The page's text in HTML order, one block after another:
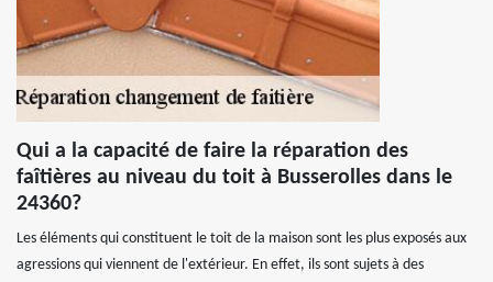
Qui a la capacité de faire la réparation des
faîtières au niveau du toit à Busserolles dans le
24360?
Les éléments qui constituent le toit de la maison sont les plus exposés aux
agressions qui viennent de l'extérieur. En effet, ils sont sujets à des